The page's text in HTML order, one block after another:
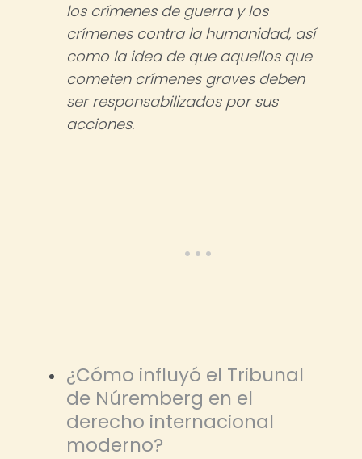
los crímenes de guerra y los
crímenes contra la humanidad, así
como la idea de que aquellos que
cometen crímenes graves deben
ser responsabilizados por sus
acciones.
¿Cómo influyó el Tribunal
de Núremberg en el
derecho internacional
moderno?